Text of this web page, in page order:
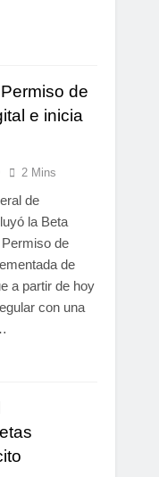
de
e inicia
2 Mins
de
la Beta
de
de
a partir de hoy
con una